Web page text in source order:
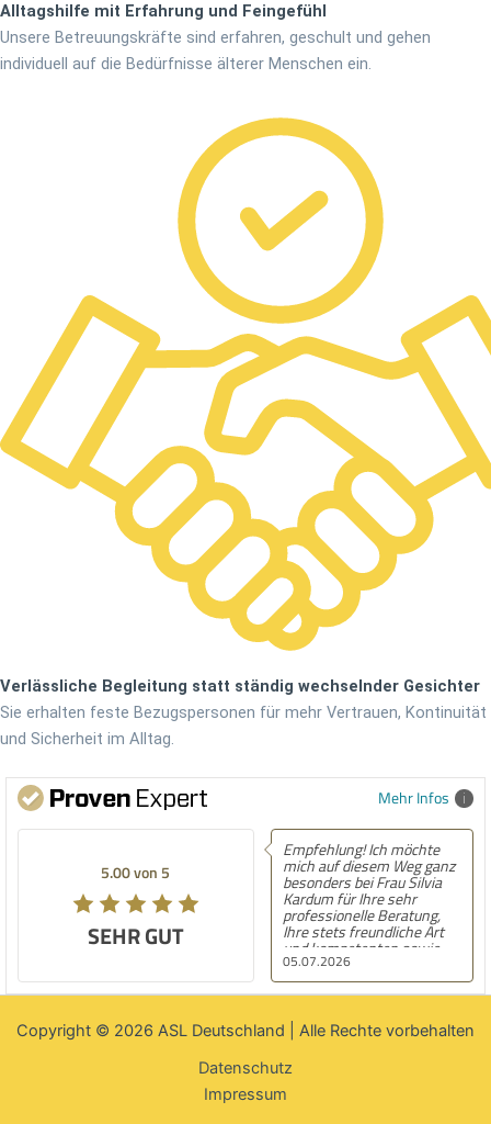
Alltagshilfe mit Erfahrung und Feingefühl
Unsere Betreuungskräfte sind erfahren, geschult und gehen
individuell auf die Bedürfnisse älterer Menschen ein.
Verlässliche Begleitung statt ständig wechselnder Gesichter
Sie erhalten feste Bezugspersonen für mehr Vertrauen, Kontinuität
und Sicherheit im Alltag.
Mehr Infos
5.00 von 5
SEHR GUT
4.00 von 5
GUT
05.07.2026
Empfehlung! Ich möchte
mich auf diesem Weg ganz
besonders bei Frau Silvia
Kardum für Ihre sehr
professionelle Beratung,
Ihre stets freundliche Art
und kompetenten sowie
schnelle Lösungen
bedanken. Ich kann ASL
jedem empfehlen, der
Hilfe sucht.
Copyright © 2026 ASL Deutschland | Alle Rechte vorbehalten
Datenschutz
Impressum